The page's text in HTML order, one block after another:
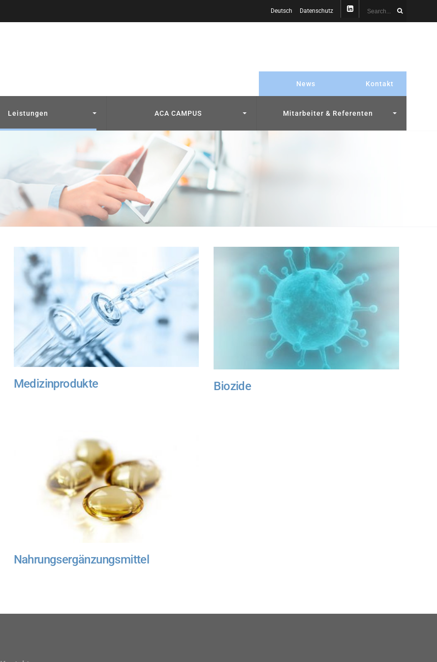
Deutsch Datenschutz
News Kontakt
Leistungen ACA CAMPUS Mitarbeiter & Referenten
Medizinprodukte Biozide
Nahrungsergänzungsmittel